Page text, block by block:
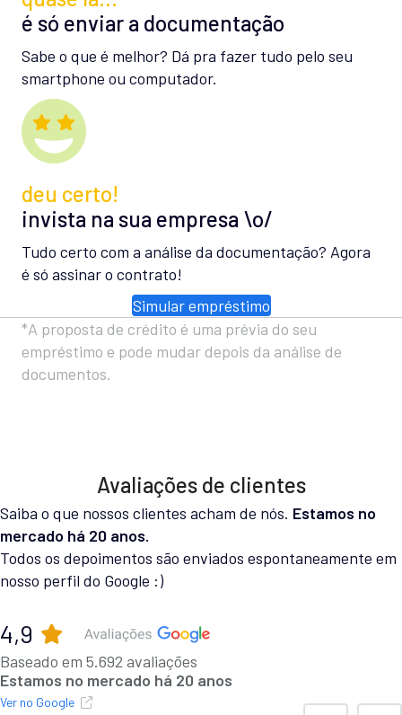
é só enviar a documentação
Sabe o que é melhor? Dá pra fazer tudo pelo seu
smartphone ou computador.
deu certo!
invista na sua empresa \o/
Tudo certo com a análise da documentação? Agora
é só assinar o contrato!
Simular empréstimo
*A proposta de crédito é uma prévia do seu
empréstimo e pode mudar depois da análise de
documentos.
Avaliações de clientes
Saiba o que nossos clientes acham de nós. Estamos no
mercado há 20 anos.
Todos os depoimentos são enviados espontaneamente em
nosso perfil do Google :)
4,9
Baseado em 5.692 avaliações
Estamos no mercado há 20 anos
Ver no Google